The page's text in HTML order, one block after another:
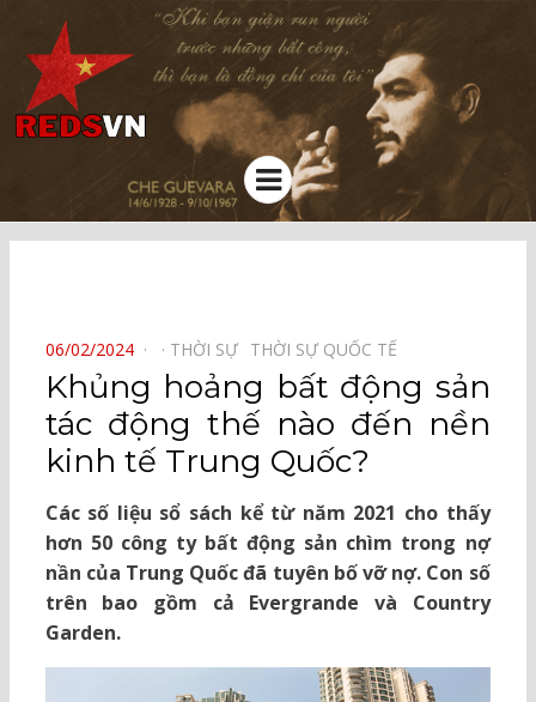
Kênh chia sẻ tri thức cộng đồng
Menu
POSTED
ON
06/02/2024 THỜI SỰ⠀ THỜI SỰ QUỐC TẾ⠀
Khủng hoảng bất động sản
tác động thế nào đến nền
kinh tế Trung Quốc?
Các số liệu sổ sách kể từ năm 2021 cho thấy
hơn 50 công ty bất động sản chìm trong nợ
nần của Trung Quốc đã tuyên bố vỡ nợ. Con số
trên bao gồm cả Evergrande và Country
Garden.